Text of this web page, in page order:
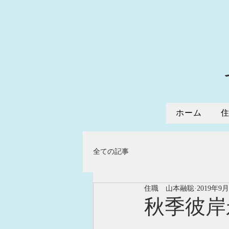
ホーム
全ての記事
秋季彼
住職 山本融聡 2019年9